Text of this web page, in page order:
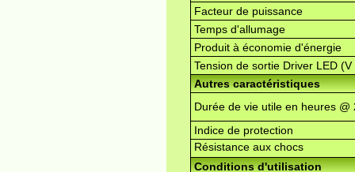
Facteur de puissance
Temps d'allumage
Produit à économie d'énergie
Tension de sortie Driver LED (V
Autres caractéristiques
Durée de vie utile en heures @
Indice de protection
Résistance aux chocs
Conditions d'utilisation